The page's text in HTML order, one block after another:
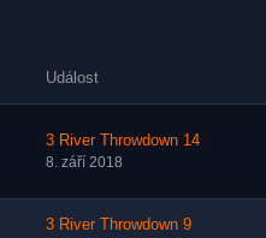
Událost
3 River Throwdown 14
8. září 2018
3 River Throwdown 9